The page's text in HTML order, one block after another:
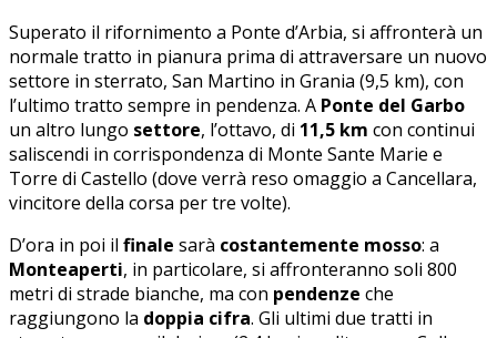
Superato il rifornimento a Ponte d’Arbia, si affronterà un
normale tratto in pianura prima di attraversare un nuovo
settore in sterrato, San Martino in Grania (9,5 km), con
l’ultimo tratto sempre in pendenza. A Ponte del Garbo
un altro lungo settore, l’ottavo, di 11,5 km con continui
saliscendi in corrispondenza di Monte Sante Marie e
Torre di Castello (dove verrà reso omaggio a Cancellara,
vincitore della corsa per tre volte).
D’ora in poi il finale sarà costantemente mosso: a
Monteaperti, in particolare, si affronteranno soli 800
metri di strade bianche, ma con pendenze che
raggiungono la doppia cifra. Gli ultimi due tratti in